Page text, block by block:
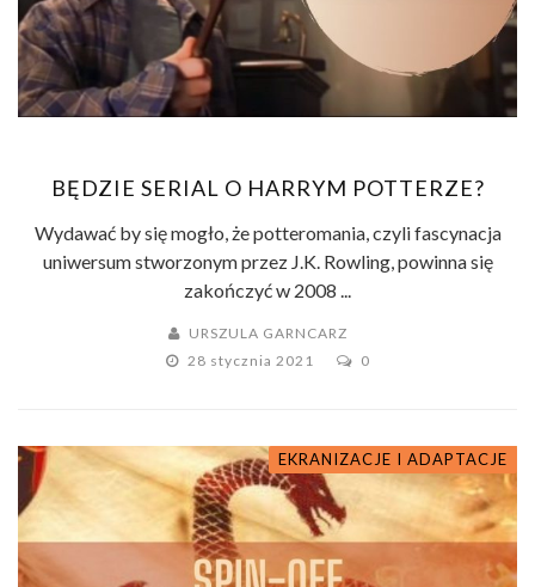
BĘDZIE SERIAL O HARRYM POTTERZE?
Wydawać by się mogło, że potteromania, czyli fascynacja
uniwersum stworzonym przez J.K. Rowling, powinna się
zakończyć w 2008 ...
URSZULA GARNCARZ
28 stycznia 2021
0
EKRANIZACJE I ADAPTACJE